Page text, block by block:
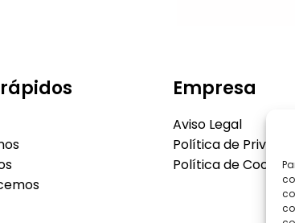
Empresa
Aviso Legal
Política de
Política de Cookies